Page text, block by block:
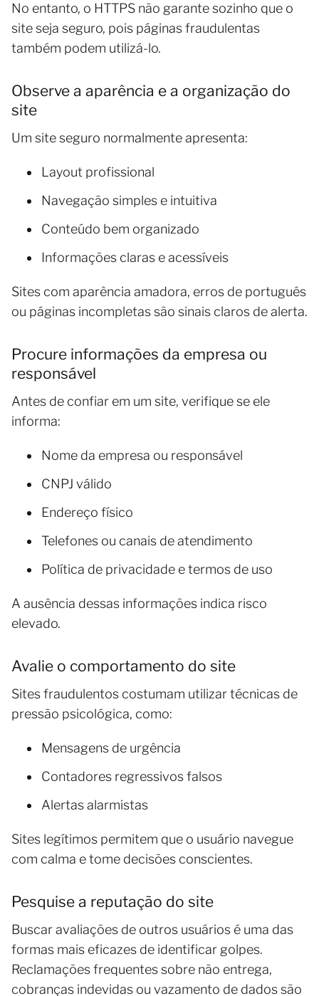
No entanto, o HTTPS não garante sozinho que o
site seja seguro, pois páginas fraudulentas
também podem utilizá-lo.
Observe a aparência e a organização do
site
Um site seguro normalmente apresenta:
Layout profissional
Navegação simples e intuitiva
Conteúdo bem organizado
Informações claras e acessíveis
Sites com aparência amadora, erros de português
ou páginas incompletas são sinais claros de alerta.
Procure informações da empresa ou
responsável
Antes de confiar em um site, verifique se ele
informa:
Nome da empresa ou responsável
CNPJ válido
Endereço físico
Telefones ou canais de atendimento
Política de privacidade e termos de uso
A ausência dessas informações indica risco
elevado.
Avalie o comportamento do site
Sites fraudulentos costumam utilizar técnicas de
pressão psicológica, como:
Mensagens de urgência
Contadores regressivos falsos
Alertas alarmistas
Sites legítimos permitem que o usuário navegue
com calma e tome decisões conscientes.
Pesquise a reputação do site
Buscar avaliações de outros usuários é uma das
formas mais eficazes de identificar golpes.
Reclamações frequentes sobre não entrega,
cobranças indevidas ou vazamento de dados são